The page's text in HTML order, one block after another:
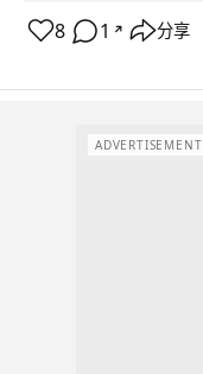
8 1 ↗ 分享
ADVERTISEMENT